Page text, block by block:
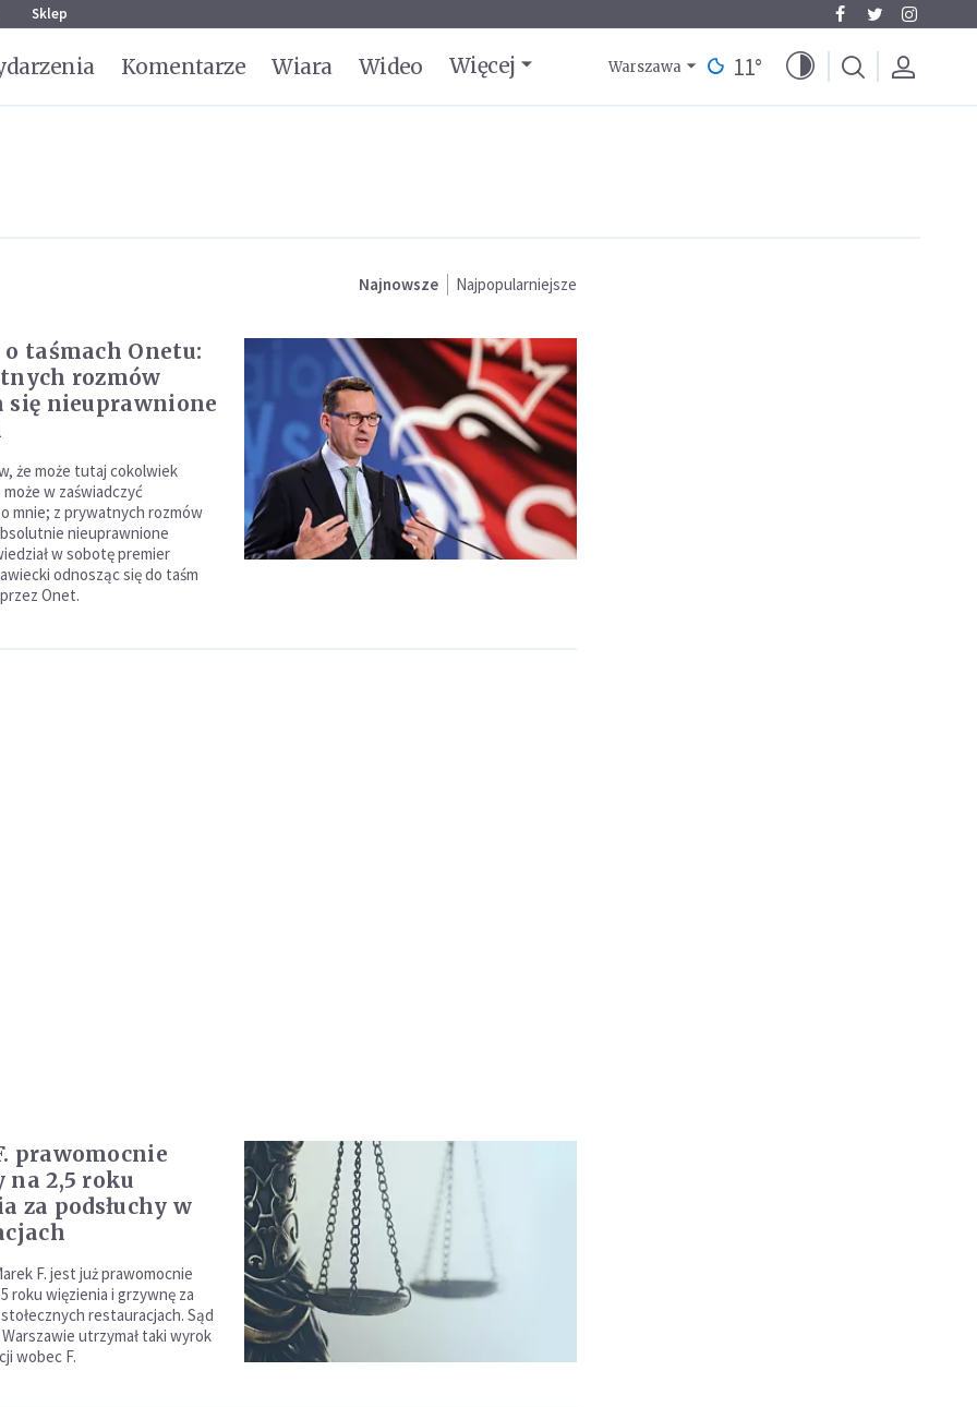
Sklep
Komentarze Wiara Wideo Więcej Warszawa 11°
Najnowsze Najpopularniejsze
taśmach Onetu:
rozmów
się nieuprawnione
że może tutaj cokolwiek
w zaświadczyć
mnie; z prywatnych rozmów
nieuprawnione
w sobotę premier
odnosząc się do taśm
Onet.
prawomocnie
na 2,5 roku
za podsłuchy w
F. jest już prawomocnie
roku więzienia i grzywnę za
restauracjach. Sąd
utrzymał taki wyrok
wobec F.